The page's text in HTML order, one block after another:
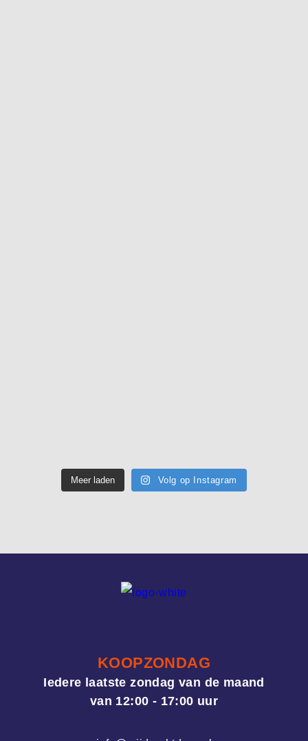
Meer laden Volg op Instagram
KOOPZONDAG
Iedere laatste zondag van de maand
van 12:00 - 17:00 uur